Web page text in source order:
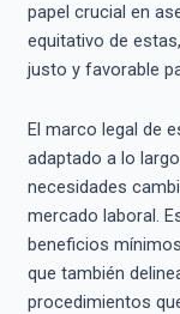
papel crucial en
equitativo de
justo y favorable
El marco legal de
adaptado a lo
necesidades
mercado laboral.
beneficios
que también
procedimientos